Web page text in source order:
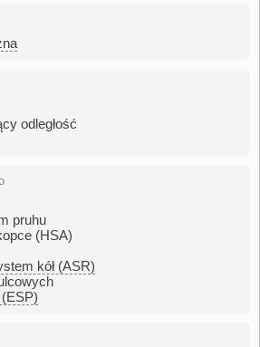
odległość
pruhu
(HSA)
kół (ASR)